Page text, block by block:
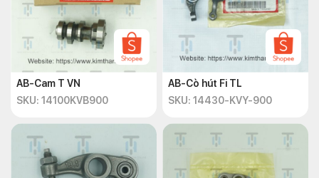
AB-Cam T VN
SKU: 14100KVB900
AB-Cò hút Fi TL
SKU: 14430-KVY-900